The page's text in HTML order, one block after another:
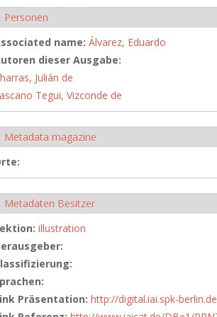
Ausblenden
Personen
name: Álvarez, Eduardo
dieser Ausgabe:
Julián de
Tegui, Vizconde de
Ausblenden
Metadata magazine
Ausblenden
Metadaten Besitzer
illustration
Präsentation: http://digital.iai.spk-